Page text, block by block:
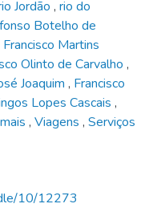
Jordão , rio do
Botelho de
Francisco Martins
Olinto de Carvalho ,
Joaquim , Francisco
Lopes Cascais ,
, Viagens , Serviços
10/12273